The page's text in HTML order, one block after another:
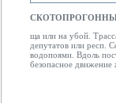
ща или на убой.
депутатов или респ.
водопоями. Вдоль
безопасное